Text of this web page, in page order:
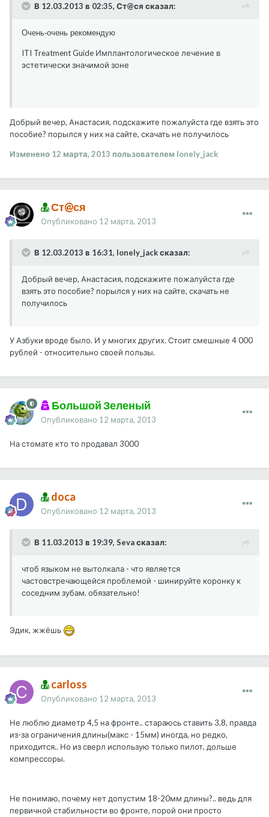
В 12.03.2013 в 02:35, Ст@ся сказал:
Очень-очень рекомендую
ITI Treatment Guide Имплантологическое лечение в
эстетически значимой зоне
Добрый вечер, Анастасия, подскажите пожалуйста где взять это
пособие? порылся у них на сайте, скачать не получилось
Изменено 12 марта, 2013 пользователем lonely_jack
Ст@ся
Опубликовано 12 марта, 2013
В 12.03.2013 в 16:31, lonely_jack сказал:
Добрый вечер, Анастасия, подскажите пожалуйста где
взять это пособие? порылся у них на сайте, скачать не
получилось
У Азбуки вроде было. И у многих других. Стоит смешные 4 000
рублей - относительно своей пользы.
Большой Зеленый
Опубликовано 12 марта, 2013
На стомате кто то продавал 3000
doca
Опубликовано 12 марта, 2013
В 11.03.2013 в 19:39, Seva сказал:
чтоб языком не вытолкала - что является
частовстречающейся проблемой - шинируйте коронку к
соседним зубам. обязательно!
Эдик, жжёшь
carloss
Опубликовано 12 марта, 2013
Не люблю диаметр 4,5 на фронте.. стараюсь ставить 3,8, правда
из-за ограничения длины(макс - 15мм) иногда, но редко,
приходится.. Но из сверл использую только пилот, дольше
компрессоры.
Не понимаю, почему нет допустим 18-20мм длины?.. ведь для
первичной стабильности во фронте, порой они просто